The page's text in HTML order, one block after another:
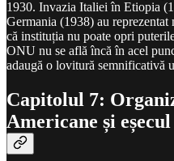
1930. Invazia Italiei în Etiopia
Germania (1938) au
că instituția nu poate opri
ONU nu se află încă în acel
adaugă o lovitură semnificativă
Capitolul 7:
Americane și